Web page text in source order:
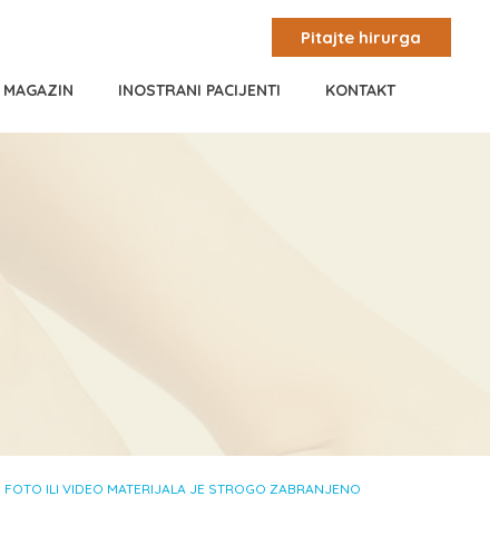
Pitajte hirurga
MAGAZIN INOSTRANI PACIJENTI KONTAKT
ILI VIDEO MATERIJALA JE STROGO ZABRANJENO